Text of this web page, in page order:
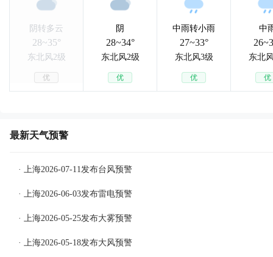
阴转多云
28~35°
东北风2级
优
阴
28~34°
东北风2级
优
中雨转小雨
27~33°
东北风3级
优
中
东北
优
最新天气预警
· 上海2026-07-11发布台风预警
· 上海2026-06-03发布雷电预警
· 上海2026-05-25发布大雾预警
· 上海2026-05-18发布大风预警